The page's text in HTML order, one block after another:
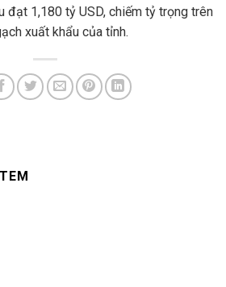
đạt 1,180 tỷ USD, chiếm tỷ trọng trên
xuất khẩu của tỉnh.